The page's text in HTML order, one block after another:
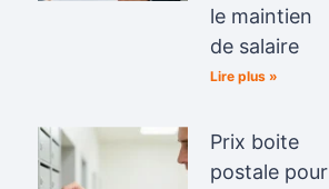
le maintien
de salaire
Lire plus »
Prix boite
postale pour